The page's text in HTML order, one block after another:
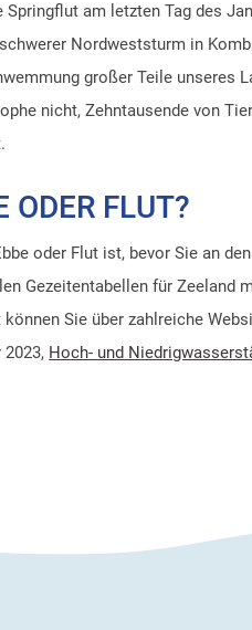
am letzten Tag des
Nordweststurm in
großer Teile unseres
nicht, Zehntausende von
ODER FLUT?
oder Flut ist, bevor Sie an
Gezeitentabellen für Zeeland
Sie über zahlreiche
Hoch- und